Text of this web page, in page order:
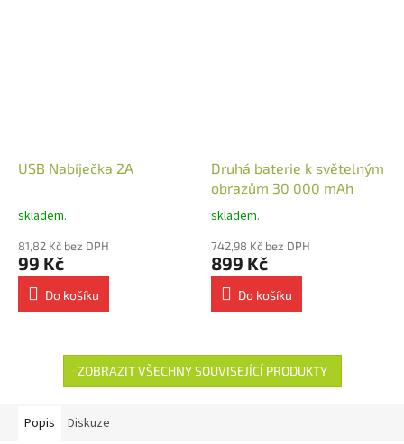
USB Nabíječka 2A
skladem.
81,82 Kč bez DPH
99 Kč
Do košíku
Druhá baterie k světelným
obrazům 30 000 mAh
skladem.
742,98 Kč bez DPH
899 Kč
Do košíku
ZOBRAZIT VŠECHNY SOUVISEJÍCÍ PRODUKTY
Popis Diskuze